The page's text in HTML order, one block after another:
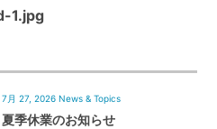
1.jpg
7月 27, 2026 News & Topics
夏季休業のお知らせ